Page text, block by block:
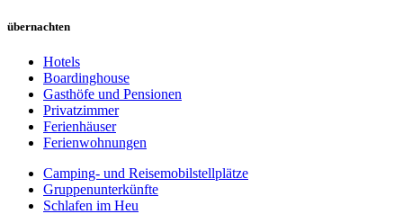
übernachten
Hotels
Boardinghouse
Gasthöfe und Pensionen
Privatzimmer
Ferienhäuser
Ferienwohnungen
Camping- und Reisemobilstellplätze
Gruppenunterkünfte
Schlafen im Heu